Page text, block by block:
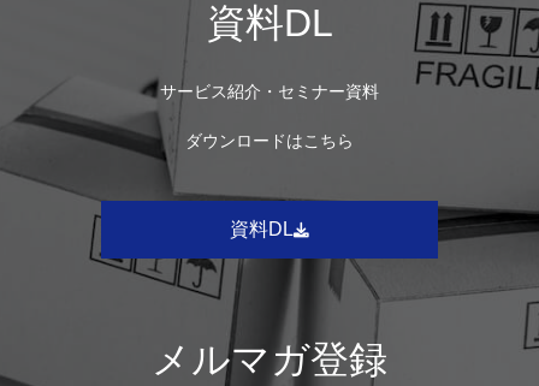
資料DL
サービス紹介・セミナー資料
ダウンロードはこちら
資料DL
メルマガ登録